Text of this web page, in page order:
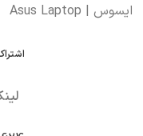
ایسوس | Asus Laptop